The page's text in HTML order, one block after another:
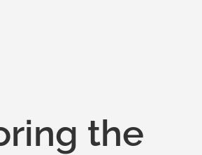
the